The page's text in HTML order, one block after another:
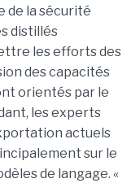
de la sécurité
distillés
les efforts des
des capacités
orientés par le
les experts
actuels
sur le
de langage. «